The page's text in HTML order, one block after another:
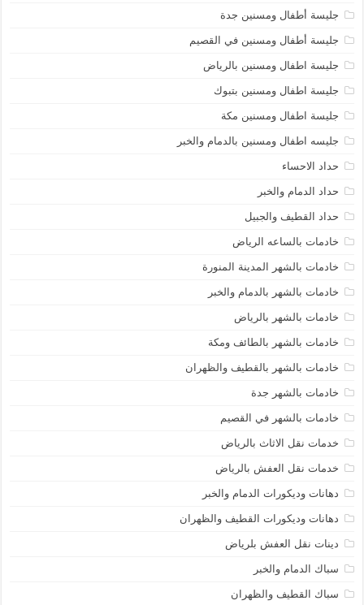
جليسة أطفال ومسنين جدة
جليسة أطفال ومسنين في القصيم
جليسة اطفال ومسنين بالرياض
جليسة اطفال ومسنين بتبوك
جليسة اطفال ومسنين مكة
جليسه اطفال ومسنين بالدمام والخبر
حداد الاحساء
حداد الدمام والخبر
حداد القطيف والجبيل
خادمات بالساعه الرياض
خادمات بالشهر المدينة المنورة
خادمات بالشهر بالدمام والخبر
خادمات بالشهر بالرياض
خادمات بالشهر بالطائف ومكة
خادمات بالشهر بالقطيف والظهران
خادمات بالشهر جدة
خادمات بالشهر في القصيم
خدمات نقل الاثاث بالرياض
خدمات نقل العفش بالرياض
دهانات وديكورات الدمام والخبر
دهانات وديكورات القطيف والظهران
دينات نقل العفش بلرياض
سباك الدمام والخبر
سباك القطيف والظهران